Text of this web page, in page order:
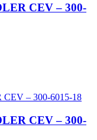
CEV – 300-
CEV – 300-